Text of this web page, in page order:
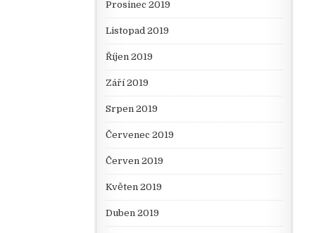
Prosinec 2019
Listopad 2019
Říjen 2019
Září 2019
Srpen 2019
Červenec 2019
Červen 2019
Květen 2019
Duben 2019